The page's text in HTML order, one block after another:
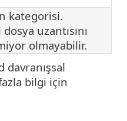
kategorisi.
uzantısını
olmayabilir.
davranışsal
bilgi için